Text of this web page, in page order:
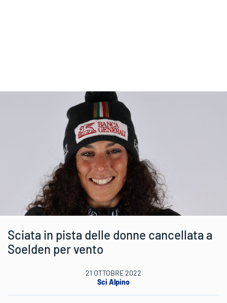
Sciata in pista delle donne cancellata a
Soelden per vento
21 OTTOBRE 2022
Sci Alpino